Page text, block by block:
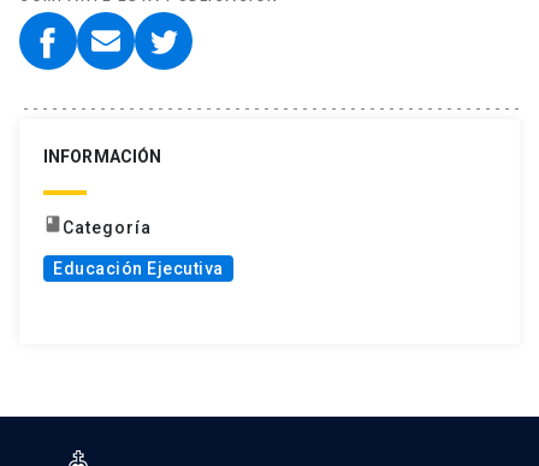
INFORMACIÓN
book Categoría
Educación Ejecutiva